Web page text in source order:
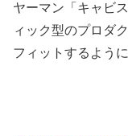
ヤーマン「キャビ
ィック型のプロダ
フィットするよう